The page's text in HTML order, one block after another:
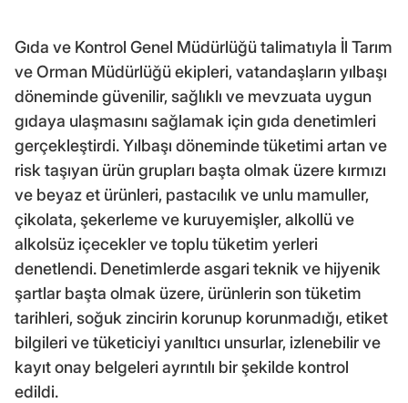
Gıda ve Kontrol Genel Müdürlüğü talimatıyla İl Tarım
ve Orman Müdürlüğü ekipleri, vatandaşların yılbaşı
döneminde güvenilir, sağlıklı ve mevzuata uygun
gıdaya ulaşmasını sağlamak için gıda denetimleri
gerçekleştirdi. Yılbaşı döneminde tüketimi artan ve
risk taşıyan ürün grupları başta olmak üzere kırmızı
ve beyaz et ürünleri, pastacılık ve unlu mamuller,
çikolata, şekerleme ve kuruyemişler, alkollü ve
alkolsüz içecekler ve toplu tüketim yerleri
denetlendi. Denetimlerde asgari teknik ve hijyenik
şartlar başta olmak üzere, ürünlerin son tüketim
tarihleri, soğuk zincirin korunup korunmadığı, etiket
bilgileri ve tüketiciyi yanıltıcı unsurlar, izlenebilir ve
kayıt onay belgeleri ayrıntılı bir şekilde kontrol
edildi.